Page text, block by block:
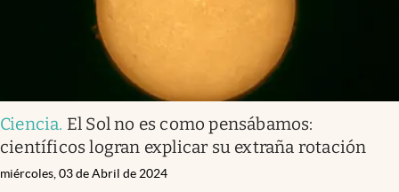
Ciencia. El Sol no es como pensábamos:
científicos logran explicar su extraña rotación
miércoles, 03 de Abril de 2024